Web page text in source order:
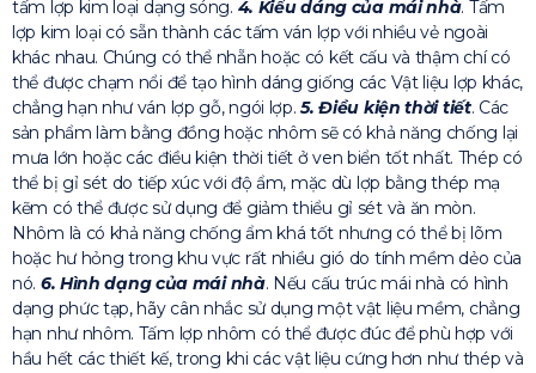
tấm lợp kim loại dạng sóng. 4. Kiểu dáng của mái nhà. Tấm
lợp kim loại có sẵn thành các tấm ván lợp với nhiều vẻ ngoài
khác nhau. Chúng có thể nhẵn hoặc có kết cấu và thậm chí có
thể được chạm nổi để tạo hình dáng giống các Vật liệu lợp khác,
chẳng hạn như ván lợp gỗ, ngói lợp.5. Điều kiện thời tiết. Các
sản phẩm làm bằng đồng hoặc nhôm sẽ có khả năng chống lại
mưa lớn hoặc các điều kiện thời tiết ở ven biển tốt nhất. Thép có
thể bị gỉ sét do tiếp xúc với độ ẩm, mặc dù lợp bằng thép mạ
kẽm có thể được sử dụng để giảm thiểu gỉ sét và ăn mòn.
Nhôm là có khả năng chống ẩm khá tốt nhưng có thể bị lõm
hoặc hư hỏng trong khu vực rất nhiều gió do tính mềm dẻo của
nó. 6. Hình dạng của mái nhà. Nếu cấu trúc mái nhà có hình
dạng phức tạp, hãy cân nhắc sử dụng một vật liệu mềm, chẳng
hạn như nhôm. Tấm lợp nhôm có thể được đúc để phù hợp với
hầu hết các thiết kế, trong khi các vật liệu cứng hơn như thép và